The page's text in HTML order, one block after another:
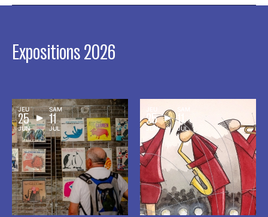
Expositions 2026
JEU
25
JUN
SAM
11
JUL
JEU
25
JUN
11
JUL